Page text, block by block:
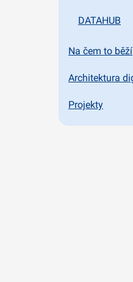
DATAHUB
Na čem to běží
Architektura
Projekty